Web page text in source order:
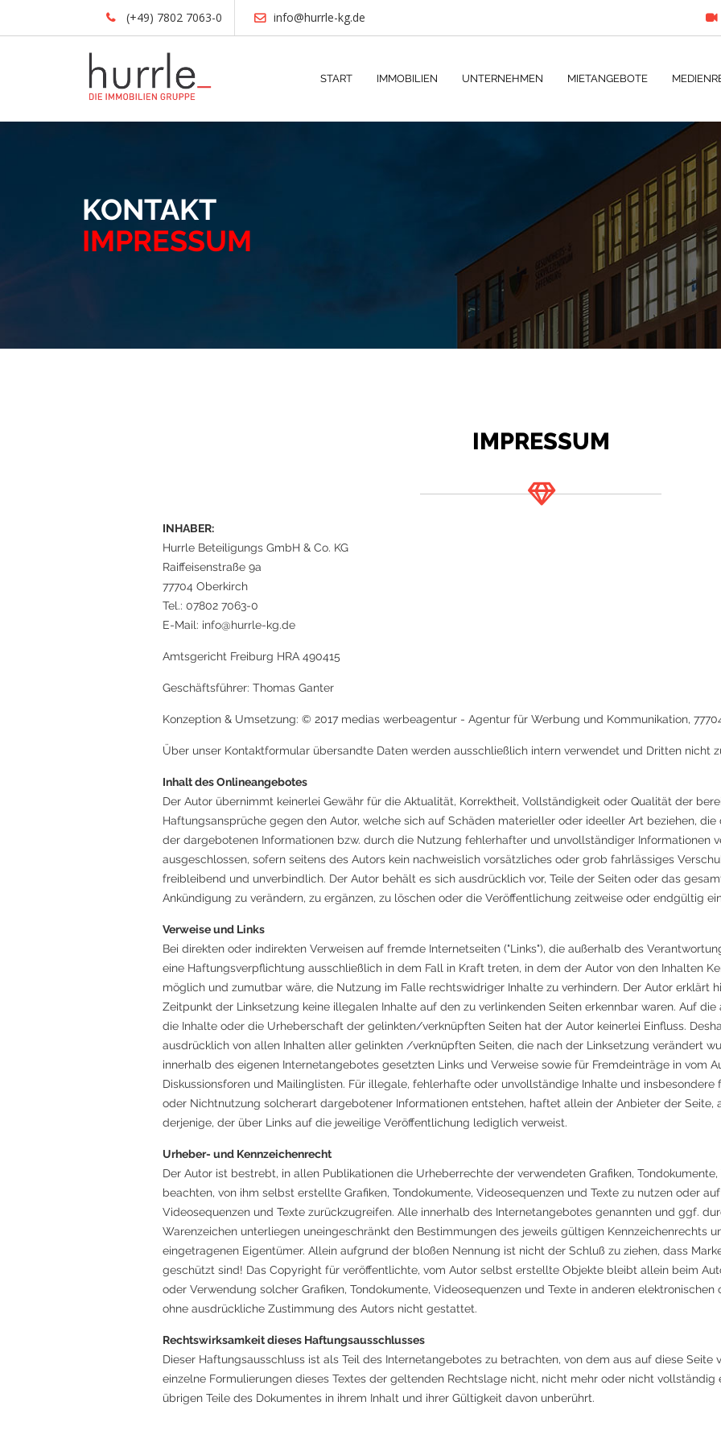
(+49) 7802 7063-0 info@hurrle-kg.de
START IMMOBILIEN UNTERNEHMEN MIETANGEBOTE
KONTAKT
IMPRESSUM
IMPRESSUM
INHABER:
Hurrle Beteiligungs GmbH & Co. KG
Raiffeisenstraße 9a
77704 Oberkirch
Tel.: 07802 7063-0
E-Mail: info@hurrle-kg.de
Amtsgericht Freiburg HRA 490415
Geschäftsführer: Thomas Ganter
Konzeption & Umsetzung: © 2017 medias werbeagentur - Agentur für Werbung und Kommunikation,
Über unser Kontaktformular übersandte Daten werden ausschließlich intern verwendet und Dritten nicht
Inhalt des Onlineangebotes
Der Autor übernimmt keinerlei Gewähr für die Aktualität, Korrektheit, Vollständigkeit oder Qualität der
Haftungsansprüche gegen den Autor, welche sich auf Schäden materieller oder ideeller Art beziehen,
der dargebotenen Informationen bzw. durch die Nutzung fehlerhafter und unvollständiger Informationen
ausgeschlossen, sofern seitens des Autors kein nachweislich vorsätzliches oder grob fahrlässiges
freibleibend und unverbindlich. Der Autor behält es sich ausdrücklich vor, Teile der Seiten oder das
Ankündigung zu verändern, zu ergänzen, zu löschen oder die Veröffentlichung zeitweise oder endgültig
Verweise und Links
Bei direkten oder indirekten Verweisen auf fremde Internetseiten ("Links"), die außerhalb des
eine Haftungsverpflichtung ausschließlich in dem Fall in Kraft treten, in dem der Autor von den Inhalten
möglich und zumutbar wäre, die Nutzung im Falle rechtswidriger Inhalte zu verhindern. Der Autor erklärt
Zeitpunkt der Linksetzung keine illegalen Inhalte auf den zu verlinkenden Seiten erkennbar waren. Auf
die Inhalte oder die Urheberschaft der gelinkten/verknüpften Seiten hat der Autor keinerlei Einfluss.
ausdrücklich von allen Inhalten aller gelinkten /verknüpften Seiten, die nach der Linksetzung verändert
innerhalb des eigenen Internetangebotes gesetzten Links und Verweise sowie für Fremdeinträge in vom
Diskussionsforen und Mailinglisten. Für illegale, fehlerhafte oder unvollständige Inhalte und insbesondere
oder Nichtnutzung solcherart dargebotener Informationen entstehen, haftet allein der Anbieter der Seite,
derjenige, der über Links auf die jeweilige Veröffentlichung lediglich verweist.
Urheber- und Kennzeichenrecht
Der Autor ist bestrebt, in allen Publikationen die Urheberrechte der verwendeten Grafiken,
beachten, von ihm selbst erstellte Grafiken, Tondokumente, Videosequenzen und Texte zu nutzen oder
Videosequenzen und Texte zurückzugreifen. Alle innerhalb des Internetangebotes genannten und ggf.
Warenzeichen unterliegen uneingeschränkt den Bestimmungen des jeweils gültigen Kennzeichenrechts
eingetragenen Eigentümer. Allein aufgrund der bloßen Nennung ist nicht der Schluß zu ziehen, dass
geschützt sind! Das Copyright für veröffentlichte, vom Autor selbst erstellte Objekte bleibt allein beim
oder Verwendung solcher Grafiken, Tondokumente, Videosequenzen und Texte in anderen
ohne ausdrückliche Zustimmung des Autors nicht gestattet.
Rechtswirksamkeit dieses Haftungsausschlusses
Dieser Haftungsausschluss ist als Teil des Internetangebotes zu betrachten, von dem aus auf diese Seite
einzelne Formulierungen dieses Textes der geltenden Rechtslage nicht, nicht mehr oder nicht
übrigen Teile des Dokumentes in ihrem Inhalt und ihrer Gültigkeit davon unberührt.